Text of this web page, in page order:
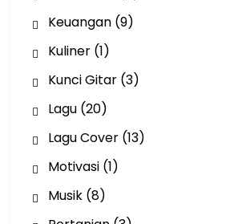
Keuangan(9)
Kuliner(1)
Kunci Gitar(3)
Lagu(20)
Lagu Cover(13)
Motivasi(1)
Musik(8)